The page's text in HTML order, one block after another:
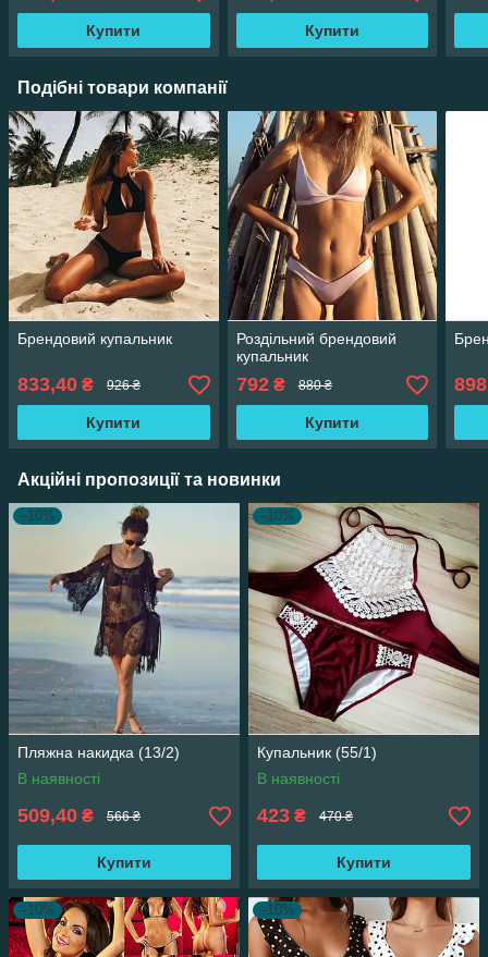
Купити Купити
Подібні товари компанії
Брендовий купальник
833,40 ₴ 926 ₴
Купити
Роздільний брендовий
купальник
792₴ 880 ₴
Купити
Акційні пропозиції та новинки
–10%
Пляжна накидка (13/2)
В наявності
509,40 ₴ 566 ₴
Купити
–10%
Купальник (55/1)
В наявності
423 ₴ 470 ₴
Купити
–10% –10%